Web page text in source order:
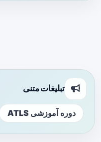
تبلیغات متنی
دوره آموزشی ATLS